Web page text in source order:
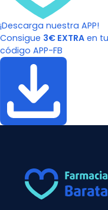
¡Descarga nuestra APP!
Consigue 3€ EXTRA en
código APP-FB